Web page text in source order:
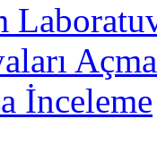
Açma
İnceleme